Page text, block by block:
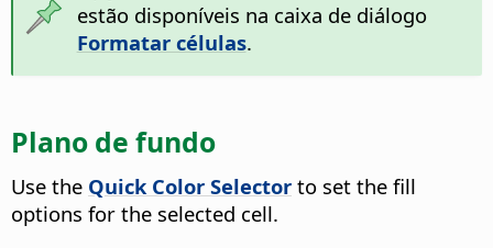
estão disponíveis na caixa de diálogo
Formatar células.
Plano de fundo
Use the Quick Color Selector to set the fill
options for the selected cell.